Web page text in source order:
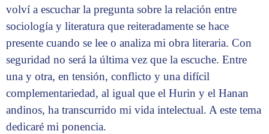
volví a escuchar la pregunta sobre la relación entre
sociología y literatura que reiteradamente se hace
presente cuando se lee o analiza mi obra literaria. Con
seguridad no será la última vez que la escuche. Entre
una y otra, en tensión, conflicto y una difícil
complementariedad, al igual que el Hurin y el Hanan
andinos, ha transcurrido mi vida intelectual. A este tema
dedicaré mi ponencia.